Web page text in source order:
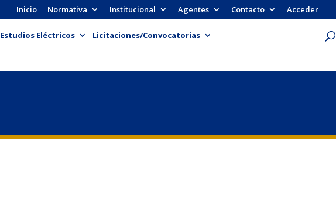
Inicio Normativa Institucional Agentes Contacto Acceder
Estudios Eléctricos
Licitaciones/Convocatorias